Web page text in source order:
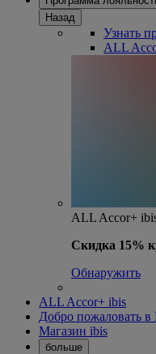
Назад
Узнать
ALL
ALL Accor+
Скидка 15%
Обнаружить
ALL Accor+ ibis
Добро пожаловать
Магазин ibis
больше